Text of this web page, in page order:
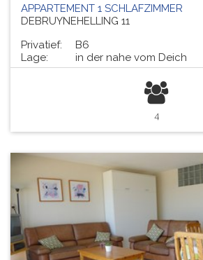
APPARTEMENT 1 SCHLAFZIMMER
DEBRUYNEHELLING 11
Privatief:
B6
Lage:
in der nahe vom Deich
4